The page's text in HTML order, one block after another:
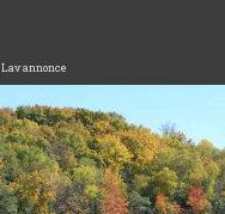
Lav annonce